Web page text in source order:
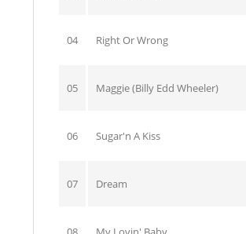
04 Right Or Wrong
05 Maggie (Billy Edd Wheeler)
06 Sugar'n A Kiss
07 Dream